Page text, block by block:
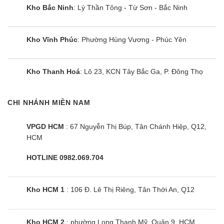
Kho Bắc Ninh: Lý Thần Tông - Từ Sơn - Bắc Ninh
Kho Vĩnh Phúc: Phường Hùng Vương - Phúc Yên
Kho Thanh Hoá: Lô 23, KCN Tây Bắc Ga, P. Đông Thọ
CHI NHÁNH MIỀN NAM
VPGD HCM : 67 Nguyễn Thị Búp, Tân Chánh Hiệp, Q12,
HCM
HOTLINE 0982.069.704
Kho HCM 1 : 106 Đ. Lê Thị Riêng, Tân Thới An, Q12
Kho HCM 2 : phường Long Thạnh Mỹ, Quận 9, HCM